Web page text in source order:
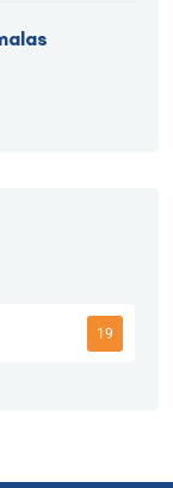
19